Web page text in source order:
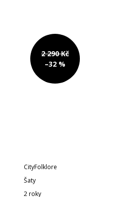
2 290 Kč
–32 %
CityFolklore
Šaty
2 roky